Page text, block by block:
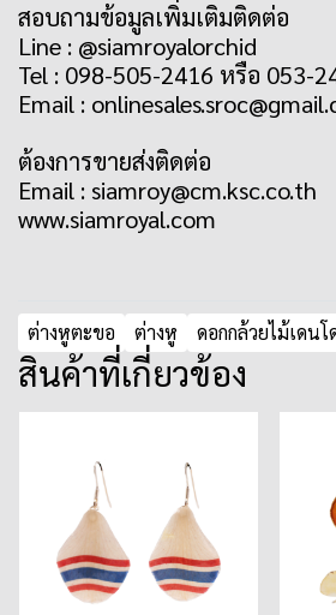
สอบถามข้อมูลเพิ่มเติมติดต่อ
Line : @siamroyalorchid
Tel : 098-505-2416 หรือ 053-
Email :
ต้องการขายส่งติดต่อ
Email : siamroy@cm.ksc.co.th
www.siamroyal.com
ต่างหูตะขอ ต่างหู ดอกกล้วยไม้เดนโ
สินค้าที่เกี่ยวข้อง